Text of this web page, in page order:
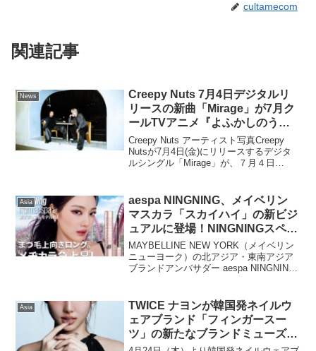
cultamecom
関連記事
News
Creepy Nuts 7月4日デジタルリ
リースの新曲「Mirage」が7月ク
ールTVアニメ『よふかしのうた
Season2』オープニング・テーマ
に決定！
Creepy Nuts アーティスト写真Creepy
Nutsが7月4日(金)にリリースするデジタ
ルシングル「Mirage」が、７月４日
する、TVアニメ『よふか...
Asia
aespa NINGNING、メイベリン
マスカラ「スカイハイ」の新ビジ
ュアルに登場！NINGNINGスペシ
ャルグッズが当たる数量限定キャ
ンペーンも同時スタート！
MAYBELLINE NEW YORK（メイベリン
ニューヨーク）の北アジア・東南アジア
ブランドアンバサダー aespa NINGNING
強いまなざしと...
Asia
TWICE ナヨンが韓国発ネイルウ
ェアブランド「フィンガースー
ツ」の新たなブランドミューズに
就任！